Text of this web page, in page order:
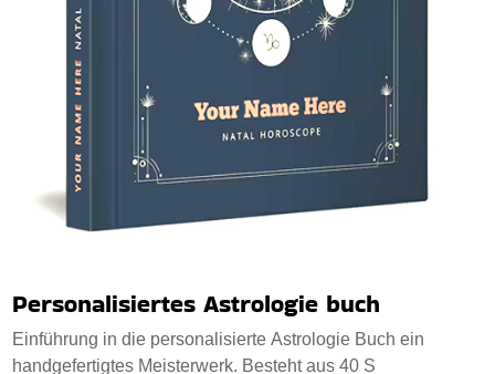
Personalisiertes Astrologie buch
Einführung in die personalisierte Astrologie Buch ein
handgefertigtes Meisterwerk. Besteht aus 40 S